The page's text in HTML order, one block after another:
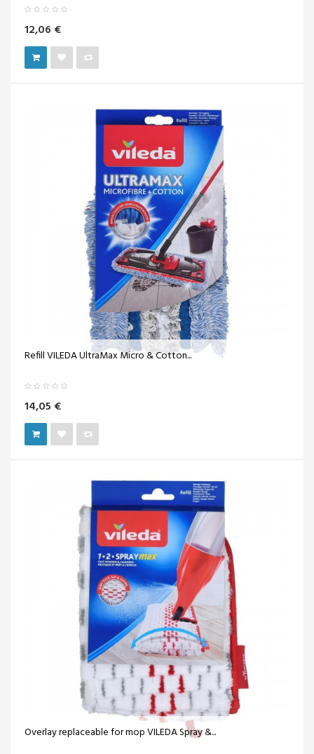
12,06 €
Refill VILEDA UltraMax Micro & Cotton...
14,05 €
Overlay replaceable for mop VILEDA Spray &...